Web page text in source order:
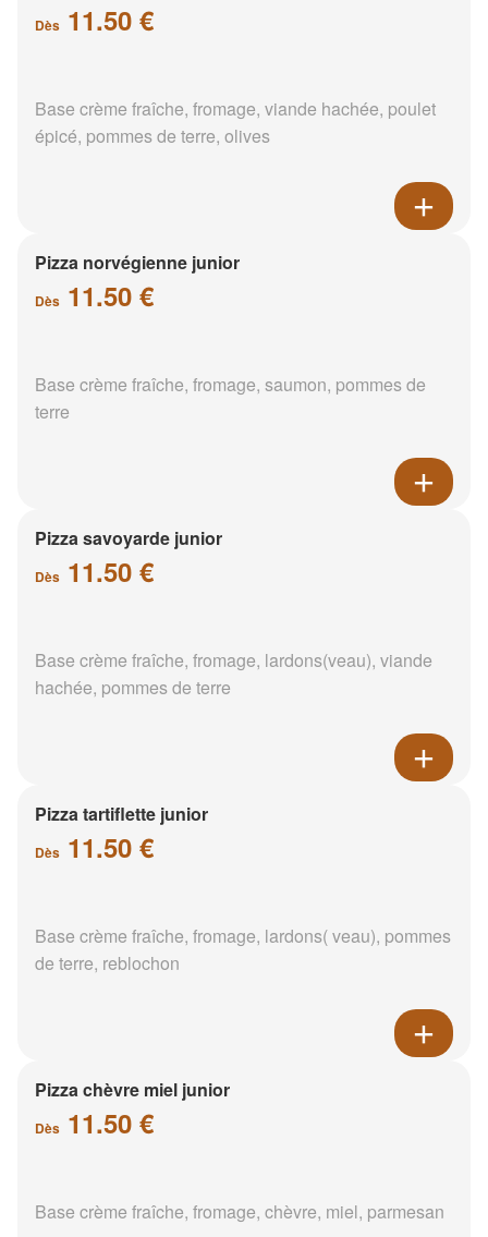
Dès 11.50 €
Base crème fraîche, fromage, viande hachée, poulet
épicé, pommes de terre, olives
Pizza norvégienne junior
Dès 11.50 €
Base crème fraîche, fromage, saumon, pommes de
terre
Pizza savoyarde junior
Dès 11.50 €
Base crème fraîche, fromage, lardons(veau), viande
hachée, pommes de terre
Pizza tartiflette junior
Dès 11.50 €
Base crème fraîche, fromage, lardons( veau), pommes
de terre, reblochon
Pizza chèvre miel junior
Dès 11.50 €
Base crème fraîche, fromage, chèvre, miel, parmesan